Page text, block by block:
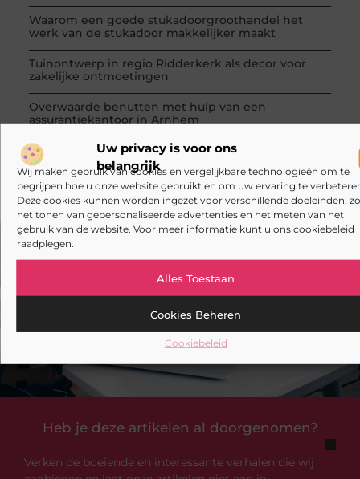
Uw privacy is voor ons
belangrijk
Wij maken gebruik van cookies en vergelijkbare technologieën om te
begrijpen hoe u onze website gebruikt en om uw ervaring te
Deze cookies kunnen worden ingezet voor verschillende doeleinden,
het tonen van gepersonaliseerde advertenties en het meten van het
gebruik van de website. Voor meer informatie kunt u ons cookiebeleid
raadplegen.
Alles Toestaan
Cookies Beheren
Cookiebeleid
Waarom een goede stukadoorgroothandel het
werk van de stukadoor makkelijker maakt
Tuinontwerp in regio Ridderkerk als decor voor
zakelijke ontmoetingen
Overwaarde benutten met hulp van een
assurantiekantoor in Arnhem
Een slotenmaker in Rosmalen voor uw Airbnb-
verhuur
Heb je deze artikelen al doorgenomen?
Verken de boeiende en interessante verhalen die wij
VORIGE
Hoe maak je je kantoor helemaal compleet?
VOLGENDE